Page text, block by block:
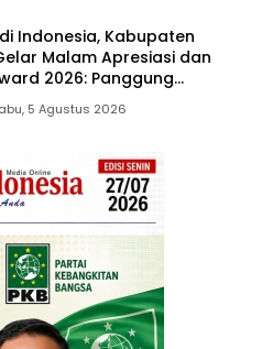
Indonesia, Kabupaten
Malam Apresiasi dan
2026: Panggung
bagi Pelayan Publik
5 Agustus 2026